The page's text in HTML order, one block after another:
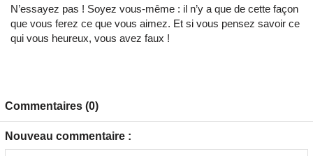
N’essayez pas ! Soyez vous-même : il n’y a que de cette façon
que vous ferez ce que vous aimez. Et si vous pensez savoir ce
qui vous heureux, vous avez faux !
Commentaires (0)
Nouveau commentaire :